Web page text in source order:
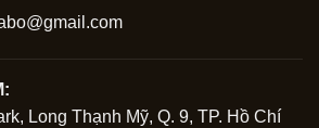
Long Thạnh Mỹ, Q. 9, TP. Hồ Chí